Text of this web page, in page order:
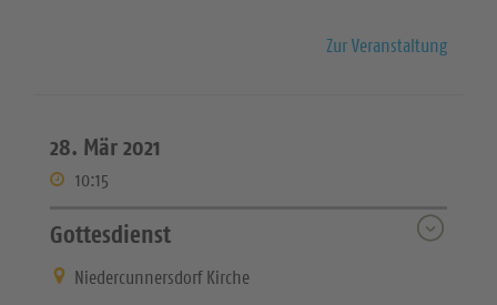
Zur Veranstaltung
28. Mär 2021
10:15
Gottesdienst
Niedercunnersdorf Kirche